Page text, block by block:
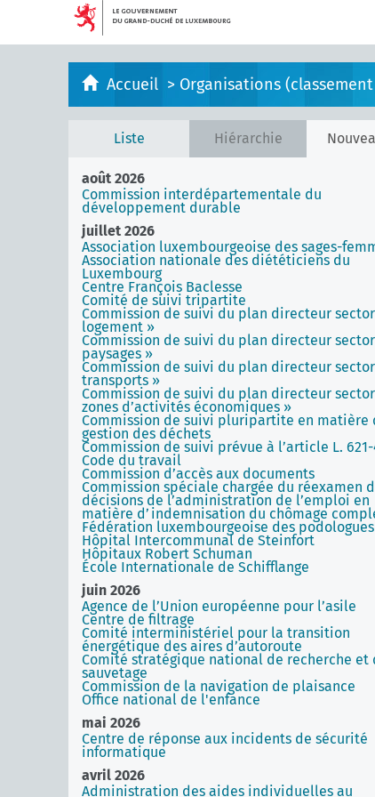
Accueil > Organisations
Liste Hiérarchie
août 2026
Commission interdépartementale du
développement durable
juillet 2026
Association luxembourgeoise des sages-
Association nationale des diététiciens du
Luxembourg
Centre François Baclesse
Comité de suivi tripartite
Commission de suivi du plan directeur
logement »
Commission de suivi du plan directeur
paysages »
Commission de suivi du plan directeur
transports »
Commission de suivi du plan directeur
zones d’activités économiques »
Commission de suivi pluripartite en matière
gestion des déchets
Commission de suivi prévue à l’article L.
Code du travail
Commission d’accès aux documents
Commission spéciale chargée du réexamen
décisions de l’administration de l’emploi en
matière d’indemnisation du chômage
Fédération luxembourgeoise des podologues
Hôpital Intercommunal de Steinfort
Hôpitaux Robert Schuman
École Internationale de Schifflange
juin 2026
Agence de l’Union européenne pour l’asile
Centre de filtrage
Comité interministériel pour la transition
énergétique des aires d’autoroute
Comité stratégique national de recherche et
sauvetage
Commission de la navigation de plaisance
Office national de l'enfance
mai 2026
Centre de réponse aux incidents de sécurité
informatique
avril 2026
Administration des aides individuelles au